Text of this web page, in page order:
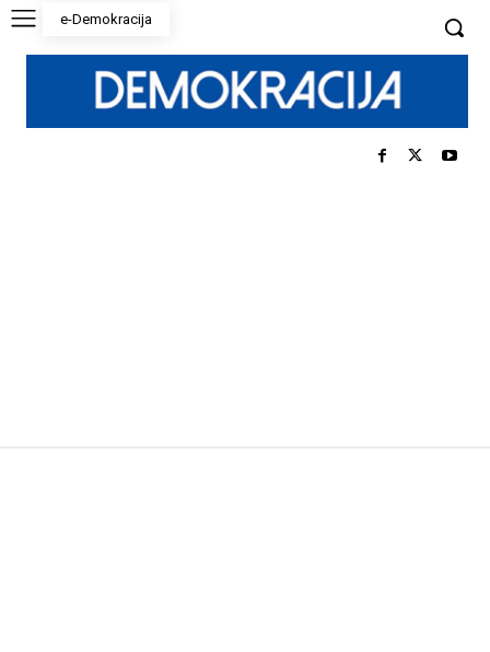
e-Demokracija